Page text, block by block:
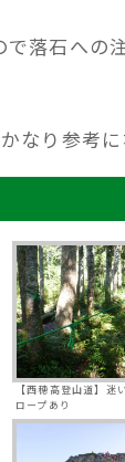
落石への
なり参考に
【西穂高登山道】迷
ロープあり